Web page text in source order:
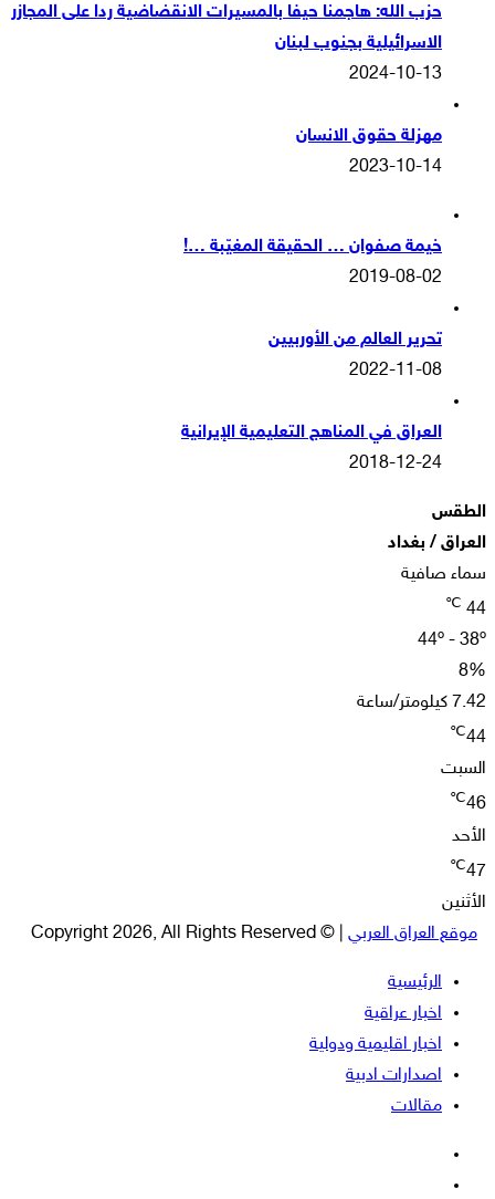
حزب الله: هاجمنا حيفا بالمسيرات الانقضاضية ردا على المجازر
الاسرائيلية بجنوب لبنان
2024-10-13
مهزلة حقوق الانسان
2023-10-14
خيمة صفوان … الحقيقة المغيّبة …!
2019-08-02
تحرير العالم من الأوربيين
2022-11-08
العراق في المناهج التعليمية الإيرانية
2018-12-24
الطقس
العراق / بغداد
سماء صافية
44
℃
44º - 38º
8%
7.42 كيلومتر/ساعة
44
℃
السبت
46
℃
الأحد
47
℃
الأثنين
موقع العراق العربي | © Copyright 2026, All Rights Reserved
الرئيسية
اخبار عراقية
اخبار اقليمية ودولية
اصدارات ادبية
مقالات